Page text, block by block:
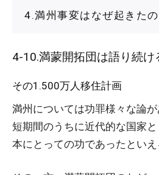
4.満州事変はなぜ起きた
4-10.満蒙開拓団は語り続け
その1.500万人移住計画
満州については功罪様々な論
短期間のうちに近代的な国家
本にとっての功であったといえ